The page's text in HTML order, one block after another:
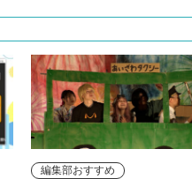
編集部おすすめ